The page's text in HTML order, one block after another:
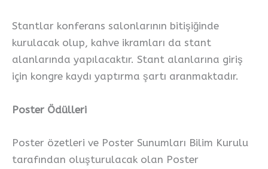
Stantlar konferans salonlarının bitişiğinde
kurulacak olup, kahve ikramları da stant
alanlarında yapılacaktır. Stant alanlarına giriş
için kongre kaydı yaptırma şartı aranmaktadır.
Poster Ödülleri
Poster özetleri ve Poster Sunumları Bilim Kurulu
tarafından oluşturulacak olan Poster